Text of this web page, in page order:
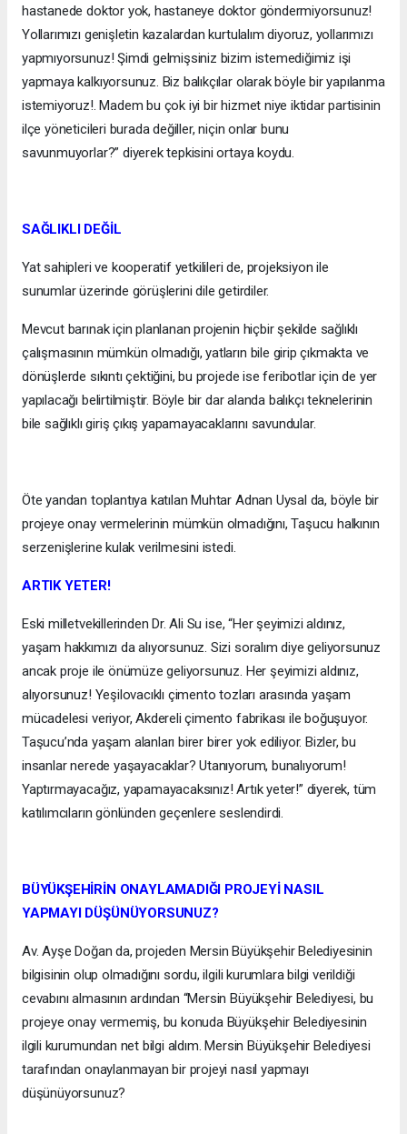
hastanede doktor yok, hastaneye doktor göndermiyorsunuz!
Yollarımızı genişletin kazalardan kurtulalım diyoruz, yollarımızı
yapmıyorsunuz! Şimdi gelmişsiniz bizim istemediğimiz işi
yapmaya kalkıyorsunuz. Biz balıkçılar olarak böyle bir yapılanma
istemiyoruz!. Madem bu çok iyi bir hizmet niye iktidar partisinin
ilçe yöneticileri burada değiller, niçin onlar bunu
savunmuyorlar?” diyerek tepkisini ortaya koydu.
SAĞLIKLI DEĞİL
Yat sahipleri ve kooperatif yetkilileri de, projeksiyon ile
sunumlar üzerinde görüşlerini dile getirdiler.
Mevcut barınak için planlanan projenin hiçbir şekilde sağlıklı
çalışmasının mümkün olmadığı, yatların bile girip çıkmakta ve
dönüşlerde sıkıntı çektiğini, bu projede ise feribotlar için de yer
yapılacağı belirtilmiştir. Böyle bir dar alanda balıkçı teknelerinin
bile sağlıklı giriş çıkış yapamayacaklarını savundular.
Öte yandan toplantıya katılan Muhtar Adnan Uysal da, böyle bir
projeye onay vermelerinin mümkün olmadığını, Taşucu halkının
serzenişlerine kulak verilmesini istedi.
ARTIK YETER!
Eski milletvekillerinden Dr. Ali Su ise, “Her şeyimizi aldınız,
yaşam hakkımızı da alıyorsunuz. Sizi soralım diye geliyorsunuz
ancak proje ile önümüze geliyorsunuz. Her şeyimizi aldınız,
alıyorsunuz! Yeşilovacıklı çimento tozları arasında yaşam
mücadelesi veriyor, Akdereli çimento fabrikası ile boğuşuyor.
Taşucu’nda yaşam alanları birer birer yok ediliyor. Bizler, bu
insanlar nerede yaşayacaklar? Utanıyorum, bunalıyorum!
Yaptırmayacağız, yapamayacaksınız! Artık yeter!” diyerek, tüm
katılımcıların gönlünden geçenlere seslendirdi.
BÜYÜKŞEHİRİN ONAYLAMADIĞI PROJEYİ NASIL
YAPMAYI DÜŞÜNÜYORSUNUZ?
Av. Ayşe Doğan da, projeden Mersin Büyükşehir Belediyesinin
bilgisinin olup olmadığını sordu, ilgili kurumlara bilgi verildiği
cevabını almasının ardından “Mersin Büyükşehir Belediyesi, bu
projeye onay vermemiş, bu konuda Büyükşehir Belediyesinin
ilgili kurumundan net bilgi aldım. Mersin Büyükşehir Belediyesi
tarafından onaylanmayan bir projeyi nasıl yapmayı
düşünüyorsunuz?